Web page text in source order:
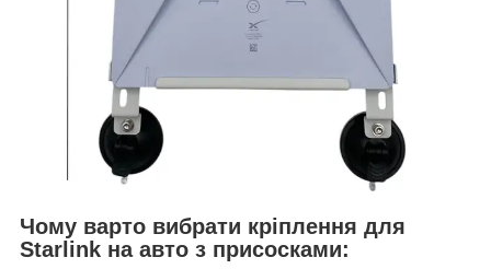
Чому варто вибрати кріплення для
Starlink на авто з присосками: